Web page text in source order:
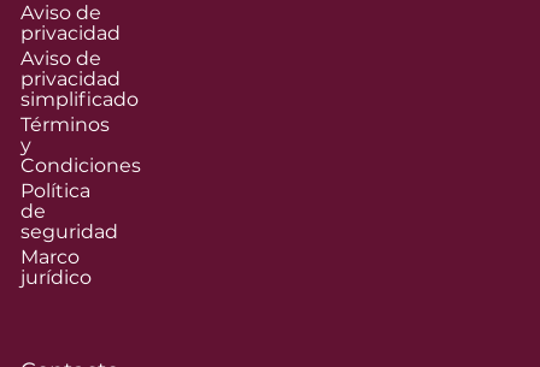
Aviso de
privacidad
Aviso de
privacidad
simplificado
Términos
y
Condiciones
Política
de
seguridad
Marco
jurídico